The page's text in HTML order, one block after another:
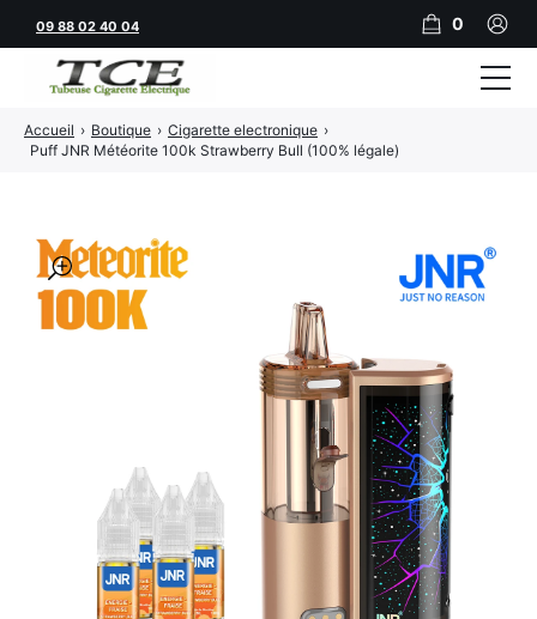
🔍
Accueil › Boutique › Cigarette electronique ›
Puff JNR Météorite 100k Strawberry Bull (100% légale)
09 88 02 40 04 0
Tubeuses
Feuilles
Filtres
JNR
Adalya
Al Fakher
Nouveautés